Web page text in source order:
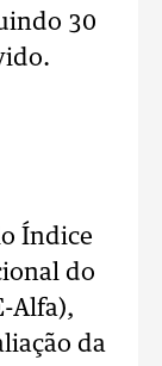
30
Índice
do
Alfa),
da